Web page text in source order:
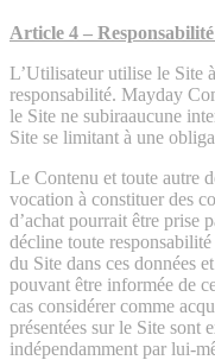
Article 4 –
L’Utilisateur utilise le Site
responsabilité. Mayday
le Site ne subiraaucune
Site se limitant à une
Le Contenu et toute autre
vocation à constituer des
d’achat pourrait être prise
décline toute
du Site dans ces données
pouvant être informée de
cas considérer comme
présentées sur le Site sont
indépendamment par lui-